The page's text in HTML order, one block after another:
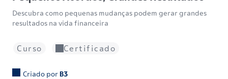
Descubra como pequenas mudanças podem gerar grandes
resultados na vida financeira
Curso Certificado
Criado porB3